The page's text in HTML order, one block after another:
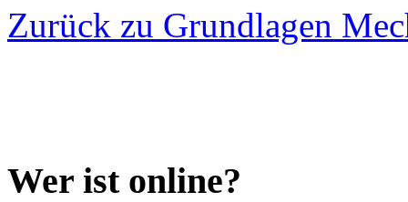
Zurück zu Grundlagen
Wer ist online?